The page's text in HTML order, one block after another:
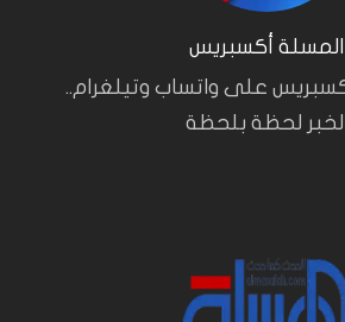
المسلة أكسبريس
على واتساب وتيلغرام..
الخبر لحظة بلحظة